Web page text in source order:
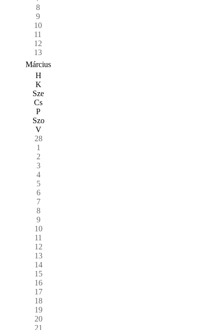
8
9
10
11
12
13
Március
H
K
Sze
Cs
P
Szo
V
28
1
2
3
4
5
6
7
8
9
10
11
12
13
14
15
16
17
18
19
20
21